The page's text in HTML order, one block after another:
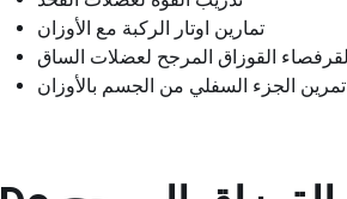
تمارين اوتار الركبة مع الأوزان
القوزاق المرجح لعضلات الساق
تمرين الجزء السفلي من الجسم بالأوزان